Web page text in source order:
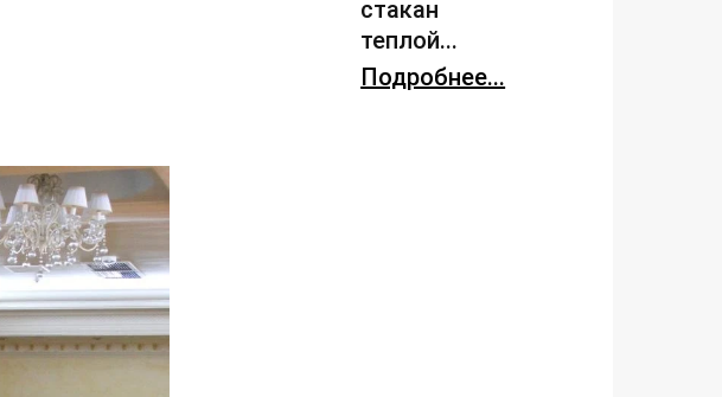
стакан
теплой...
Подробнее...